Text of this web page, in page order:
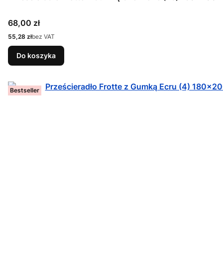
Cena
68,00 zł
Cena
55,28 złbez VAT
Do koszyka
Bestseller